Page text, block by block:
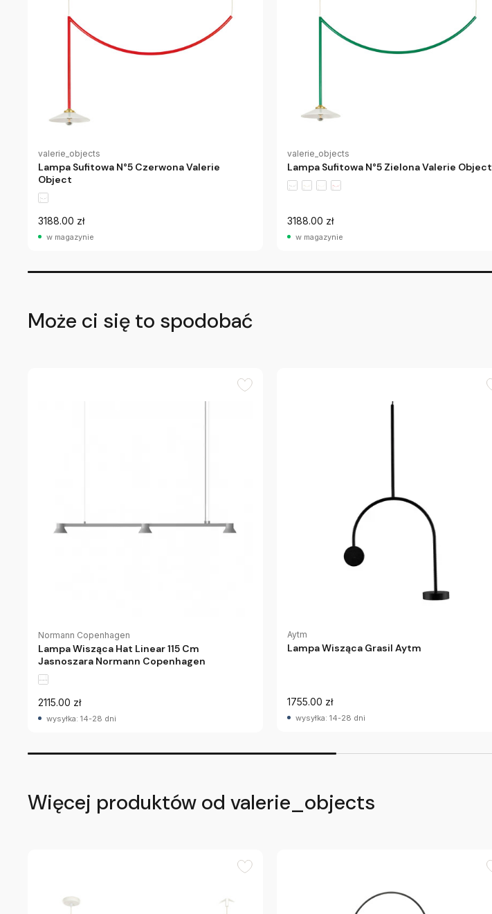
valerie_objects
Lampa Sufitowa N°5 Czerwona Valerie
Object
3188.00 zł
w magazynie
valerie_objects
Lampa Sufitowa N°5 Zielona Valerie Object
3188.00 zł
w magazynie
Może ci się to spodobać
Normann Copenhagen
Lampa Wisząca Hat Linear 115 Cm
Jasnoszara Normann Copenhagen
2115.00 zł
wysyłka: 14-28 dni
Aytm
Lampa Wisząca Grasil Aytm
1755.00 zł
wysyłka: 14-28 dni
Więcej produktów od valerie_objects